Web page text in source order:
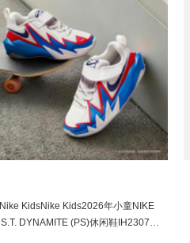
Nike KidsNike Kids2026年小童NIKE
S.T. DYNAMITE (PS)休闲鞋IH2307-